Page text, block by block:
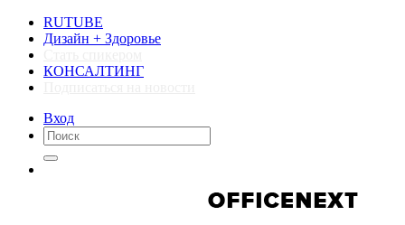
RUTUBE
Дизайн + Здоровье
КОНСАЛТИНГ
Вход